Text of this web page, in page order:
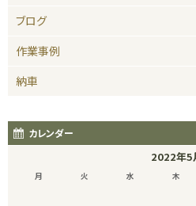
ブログ
作業事例
納車
カレンダー
2022年5
月 火 水 木